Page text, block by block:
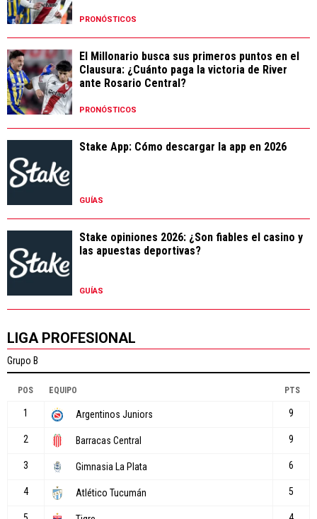
PRONÓSTICOS
El Millonario busca sus primeros puntos en el
Clausura: ¿Cuánto paga la victoria de River
ante Rosario Central?
PRONÓSTICOS
Stake App: Cómo descargar la app en 2026
GUÍAS
Stake opiniones 2026: ¿Son fiables el casino y
las apuestas deportivas?
GUÍAS
LIGA PROFESIONAL